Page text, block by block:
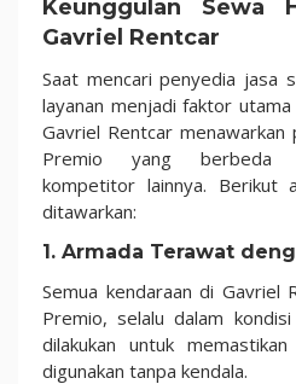
Keunggulan Sewa
Gavriel Rentcar
Saat mencari penyedia jasa
layanan menjadi faktor
Gavriel Rentcar menawarkan
Premio yang berbeda
kompetitor lainnya. Berikut
ditawarkan:
1. Armada Terawat
Semua kendaraan di Gavriel
Premio, selalu dalam
dilakukan untuk
digunakan tanpa kendala.